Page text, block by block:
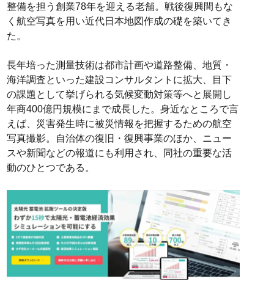
整備を担う創業78年を迎える老舗。戦後復興間もな
く航空写真を用い近代日本地図作成の礎を築いてき
た。
長年培った測量技術は都市計画や道路整備、地質・
海洋調査といった建設コンサルタントに拡大、目下
の課題として挙げられる気候変動対策等へと展開し
年商400億円規模にまで成長した。身近なところで言
えば、災害発生時に被災情報を把握するための航空
写真撮影。自治体の復旧・復興事業のほか、ニュー
スや新聞などの報道にも利用され、同社の重要な活
動のひとつである。